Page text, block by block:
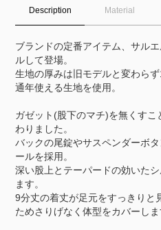
Description Material
ブランドの定番アイテム、サル
ルして登場。
生地の厚みは旧モデルと変わら
通年使える生地を使用。
ガゼット(股下のマチ)を無くす
わりました。
バックの尾錠やサスペンダーボ
ールを採用。
深い股上とテーパードの効いた
ます。
9分丈の着丈が足元をすっきりと
ためさりげなく体型をカバーしま